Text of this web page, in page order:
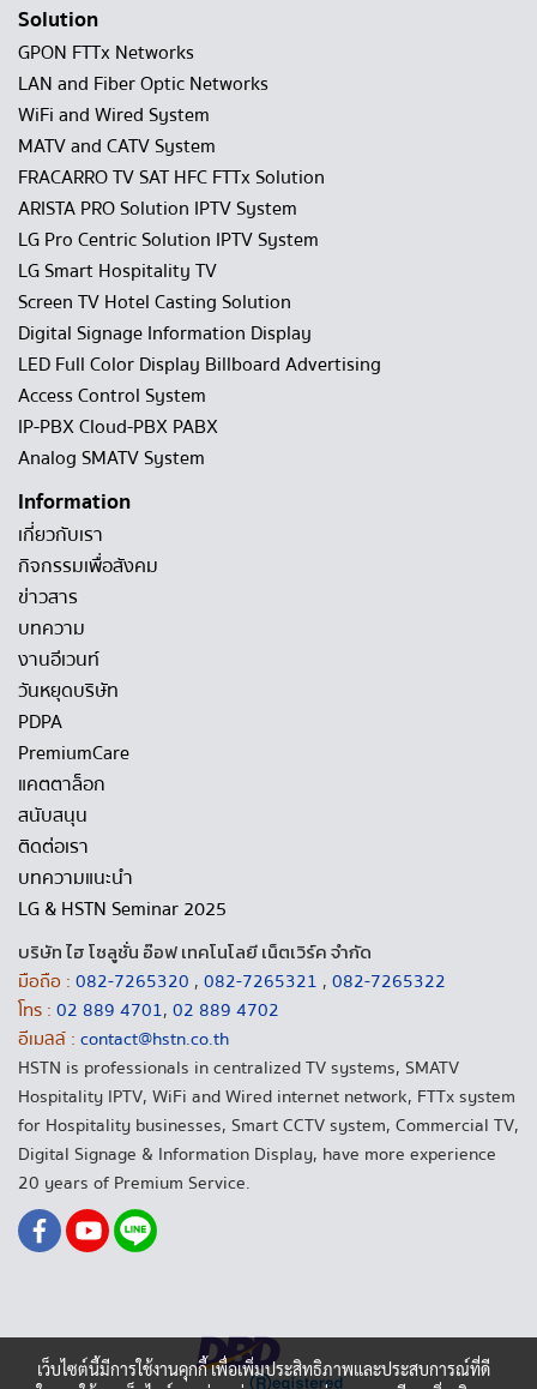
Solution
GPON FTTx Networks
LAN and Fiber Optic Networks
WiFi and Wired System
MATV and CATV System
FRACARRO TV SAT HFC FTTx Solution
ARISTA PRO Solution IPTV System
LG Pro Centric Solution IPTV System
LG Smart Hospitality TV
Screen TV Hotel Casting Solution
Digital Signage Information Display
LED Full Color Display Billboard Advertising
Access Control System
IP-PBX Cloud-PBX PABX
Analog SMATV System
Information
เกี่ยวกับเรา
กิจกรรมเพื่อสังคม
ข่าวสาร
บทความ
งานอีเวนท์
วันหยุดบริษัท
PDPA
PremiumCare
แคตตาล็อก
สนับสนุน
ติดต่อเรา
บทความแนะนำ
LG & HSTN Seminar 2025
บริษัท ไฮ โซลูชั่น อ๊อฟ เทคโนโลยี เน็ตเวิร์ค จำกัด
มือถือ : 082-7265320 , 082-7265321 , 082-7265322
โทร : 02 889 4701, 02 889 4702
อีเมลล์ : contact@hstn.co.th
HSTN is professionals in centralized TV systems, SMATV
Hospitality IPTV, WiFi and Wired internet network, FTTx system
for Hospitality businesses, Smart CCTV system, Commercial TV,
Digital Signage & Information Display, have more experience
20 years of Premium Service.
เว็บไซต์นี้มีการใช้งานคุกกี้ เพื่อเพิ่มประสิทธิภาพและประสบการณ์ที่ดี